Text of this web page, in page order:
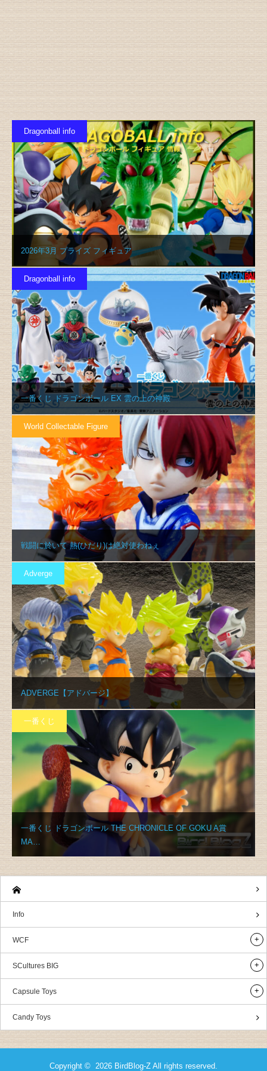
Dragonball info
2026年3月 プライズ フィギュア
Dragonball info
一番くじ ドラゴンボール EX 雲の上の神殿
World Collectable Figure
戦闘に於いて 熱(ひだり)は絶対使わねぇ
Adverge
ADVERGE【アドバージ】
一番くじ
一番くじ ドラゴンボール THE CHRONICLE OF GOKU A賞
MA…
Info
WCF
SCultures BIG
Capsule Toys
Candy Toys
Copyright © 2026 BirdBlog-Z All rights reserved.